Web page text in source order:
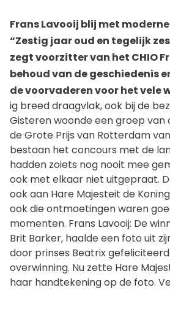
Frans Lavooij blij met
“Zestig jaar oud en tegelijk
zegt voorzitter van het CHIO
behoud van de geschiedenis
de voorvaderen voor het vele
ig breed draagvlak, ook bij de
Gisteren woonde een groep van
de Grote Prijs van Rotterdam
bestaan het concours met de
hadden zoiets nog nooit mee
ook met elkaar niet uitgepraat.
ook aan Hare Majesteit de
ook die ontmoetingen waren
momenten. Frans Lavooij: De
Brit Barker, haalde een foto uit
door prinses Beatrix
overwinning. Nu zette Hare
haar handtekening op de foto.